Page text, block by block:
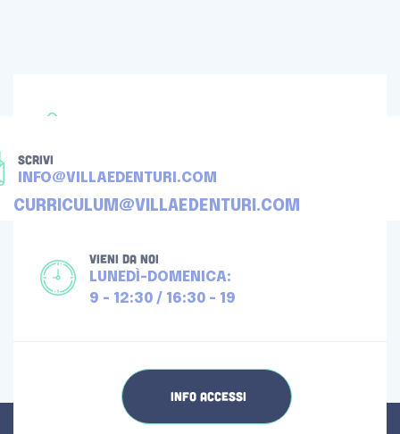
SCRIVI
INFO@VILLAEDENTURI.COM
CURRICULUM@VILLAEDENTURI.COM
VIENI DA NOI
LUNEDÌ-DOMENICA:
9 - 12:30 / 16:30 - 19
INFO ACCESSI